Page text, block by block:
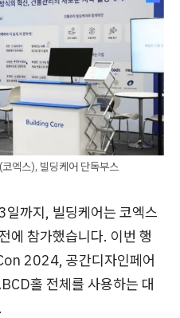
엑스), 빌딩케어 단독부스
까지, 빌딩케어는 코엑스
에 참가했습니다. 이번 행
2024, 공간디자인페어
홀 전체를 사용하는 대